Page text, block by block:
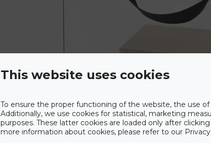
This website uses cookies
To ensure the proper functioning of the website, the use of
Additionally, we use cookies for statistical, marketing
purposes. These latter cookies are loaded only after
more information about cookies, please refer to our